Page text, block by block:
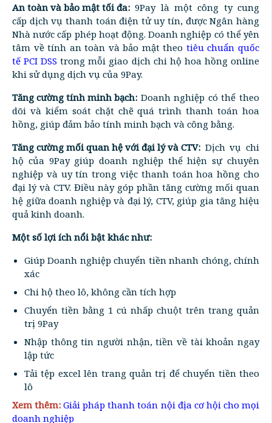
An toàn và bảo mật tối đa: 9Pay là một công ty cung
cấp dịch vụ thanh toán điện tử uy tín, được Ngân hàng
Nhà nước cấp phép hoạt động. Doanh nghiệp có thể yên
tâm về tính an toàn và bảo mật theo tiêu chuẩn quốc
tế PCI DSS trong mỗi giao dịch chi hộ hoa hồng online
khi sử dụng dịch vụ của 9Pay.
Tăng cường tính minh bạch: Doanh nghiệp có thể theo
dõi và kiểm soát chặt chẽ quá trình thanh toán hoa
hồng, giúp đảm bảo tính minh bạch và công bằng.
Tăng cường mối quan hệ với đại lý và CTV: Dịch vụ chi
hộ của 9Pay giúp doanh nghiệp thể hiện sự chuyên
nghiệp và uy tín trong việc thanh toán hoa hồng cho
đại lý và CTV. Điều này góp phần tăng cường mối quan
hệ giữa doanh nghiệp và đại lý, CTV, giúp gia tăng hiệu
quả kinh doanh.
Một số lợi ích nổi bật khác như:
Giúp Doanh nghiệp chuyển tiền nhanh chóng, chính
xác
Chi hộ theo lô, không cần tích hợp
Chuyển tiền bằng 1 cú nhấp chuột trên trang quản
trị 9Pay
Nhập thông tin người nhận, tiền về tài khoản ngay
lập tức
Tải tệp excel lên trang quản trị để chuyển tiền theo
lô
Xem thêm: Giải pháp thanh toán nội địa cơ hội cho mọi
doanh nghiệp